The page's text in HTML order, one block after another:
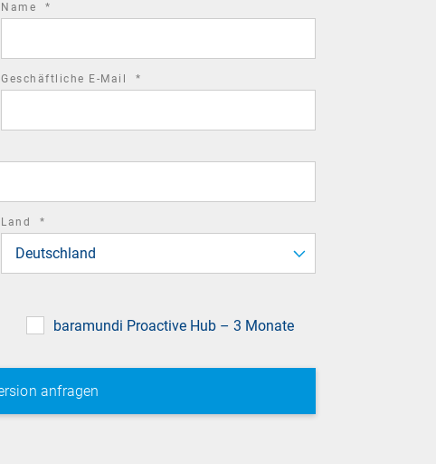
Name *
Geschäftliche E-Mail *
Land *
Deutschland
baramundi Proactive Hub – 3 Monate